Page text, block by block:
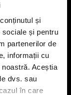
și
sociale și pentru
partenerilor de
informații cu
Aceștia
dvs. sau
în care